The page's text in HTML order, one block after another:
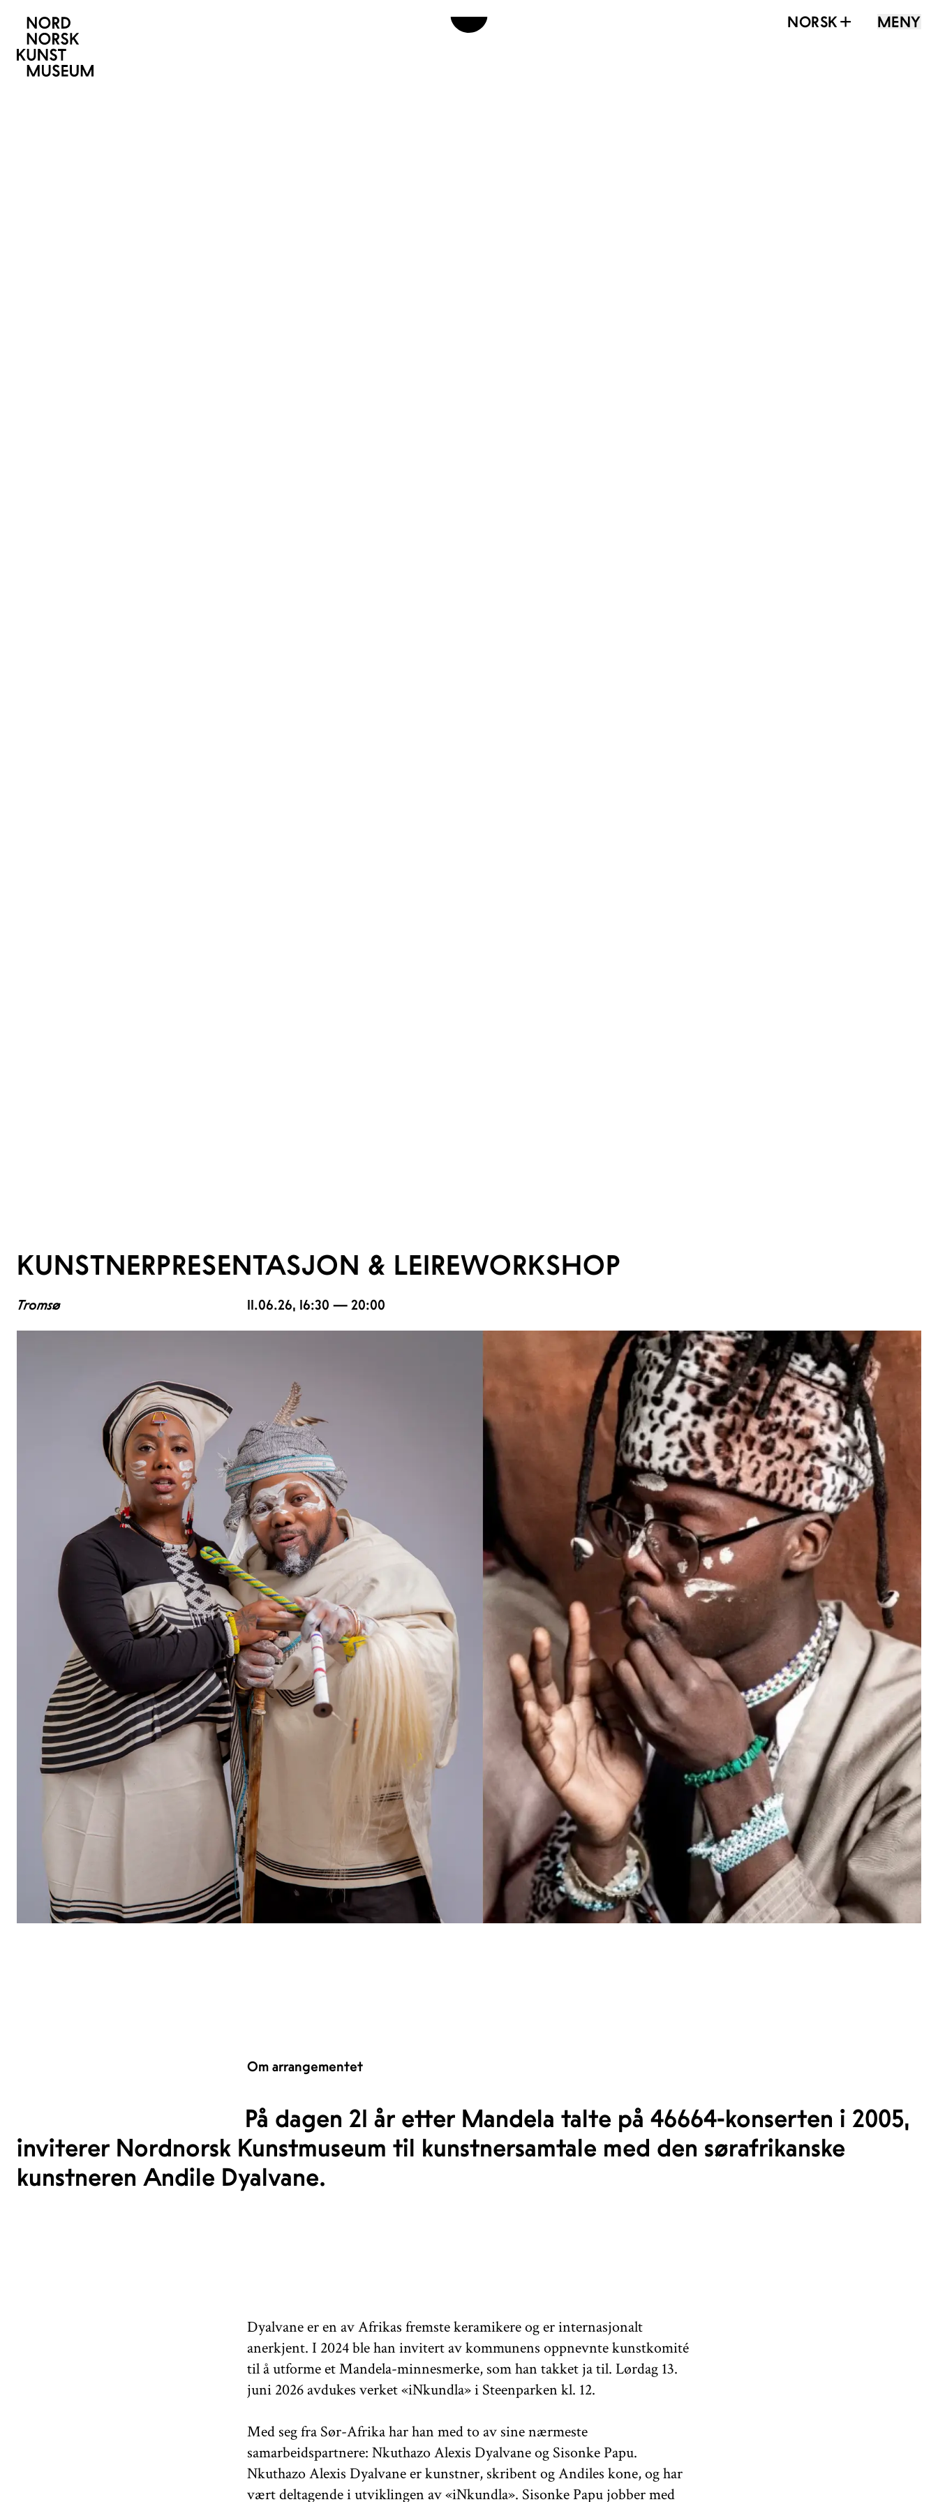
NORSK MENY
KUNSTNERPRESENTASJON & LEIREWORKSHOP
Tromsø 11.06.26, 16:30 — 20:00
Om arrangementet
På dagen 21 år etter Mandela talte på 46664-konserten i 2005,
inviterer Nordnorsk Kunstmuseum til kunstnersamtale med den sørafrikanske
kunstneren Andile Dyalvane.
Dyalvane er en av Afrikas fremste keramikere og er internasjonalt
anerkjent. I 2024 ble han invitert av kommunens oppnevnte kunstkomité
til å utforme et Mandela-minnesmerke, som han takket ja til. Lørdag 13.
juni 2026 avdukes verket «iNkundla» i Steenparken kl. 12.
Med seg fra Sør-Afrika har han med to av sine nærmeste
samarbeidspartnere: Nkuthazo Alexis Dyalvane og Sisonke Papu.
Nkuthazo Alexis Dyalvane er kunstner, skribent og Andiles kone, og har
vært deltagende i utviklingen av «iNkundla». Sisonke Papu jobber med